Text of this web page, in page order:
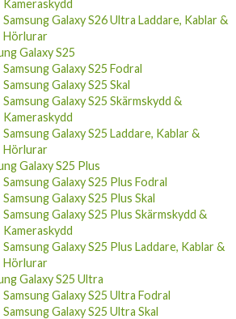
Kameraskydd
Samsung Galaxy S26 Ultra Laddare, Kablar &
Hörlurar
Galaxy S25
Samsung Galaxy S25 Fodral
Samsung Galaxy S25 Skal
Samsung Galaxy S25 Skärmskydd &
Kameraskydd
Samsung Galaxy S25 Laddare, Kablar &
Hörlurar
Galaxy S25 Plus
Samsung Galaxy S25 Plus Fodral
Samsung Galaxy S25 Plus Skal
Samsung Galaxy S25 Plus Skärmskydd &
Kameraskydd
Samsung Galaxy S25 Plus Laddare, Kablar &
Hörlurar
Galaxy S25 Ultra
Samsung Galaxy S25 Ultra Fodral
Samsung Galaxy S25 Ultra Skal